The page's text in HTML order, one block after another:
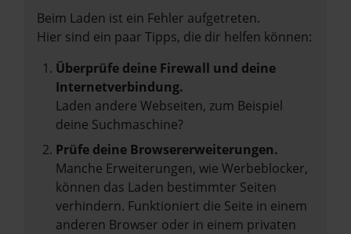
Beim Laden ist ein Fehler aufgetreten.
Hier sind ein paar Tipps, die dir helfen können:
Überprüfe deine Firewall und deine
Internetverbindung.
Laden andere Webseiten, zum Beispiel
deine Suchmaschine?
Prüfe deine Browsererweiterungen.
Manche Erweiterungen, wie Werbeblocker,
können das Laden bestimmter Seiten
verhindern. Funktioniert die Seite in einem
anderen Browser oder in einem privaten